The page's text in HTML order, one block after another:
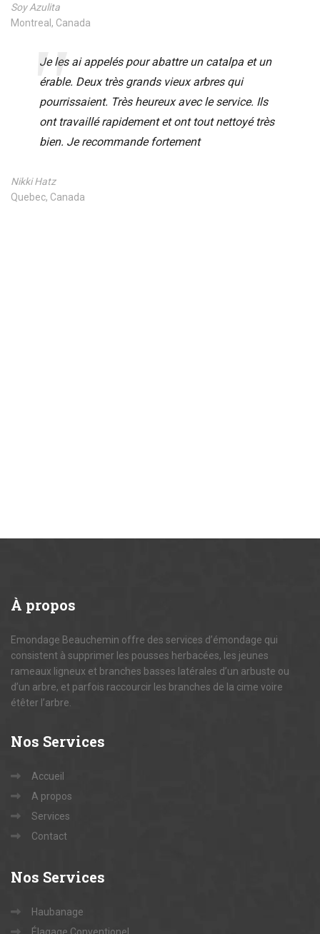
Soy Azulita
Montreal, Canada
Je les ai appelés pour abattre un catalpa et un
érable. Deux très grands vieux arbres qui
pourrissaient. Très heureux avec le service. Ils
ont travaillé rapidement et ont tout nettoyé très
bien. Je recommande fortement
Nikki Hatz
Quebec, Canada
À propos
Emondage Beauchemin offre des services d’émondage qui
consistent à supprimer les pousses herbacées, les jeunes
rameaux ligneux et branches basses latérales d’un arbuste ou
d’un arbre, et parfois raccourcir les branches de la cime voire
étêter l’arbre.
Nos Services
Accueil
A propos
Services
Contact
Nos Services
Haubanage